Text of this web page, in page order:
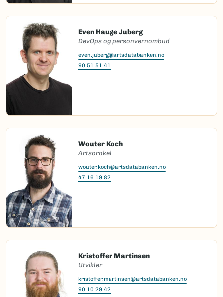
Even Hauge Juberg
DevOps og personvernombud
even.juberg@artsdatabanken.no
90 51 51 41
Wouter Koch
Artsorakel
wouter.koch@artsdatabanken.no
47 16 19 82
Kristoffer Martinsen
Utvikler
kristoffer.martinsen@artsdatabanken.no
90 10 29 42